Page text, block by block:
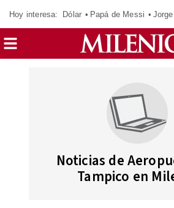
Hoy interesa: Dólar Papá de Messi
Noticias de
Tampico en